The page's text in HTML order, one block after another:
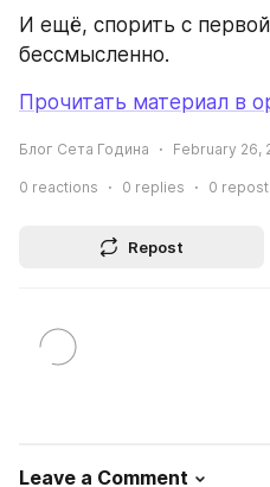
И ещё, спорить с
бессмысленно.
Прочитать материал в
Блог Сета Година February 26,
0 reactions 0 replies 0
Repost
Leave a Comment